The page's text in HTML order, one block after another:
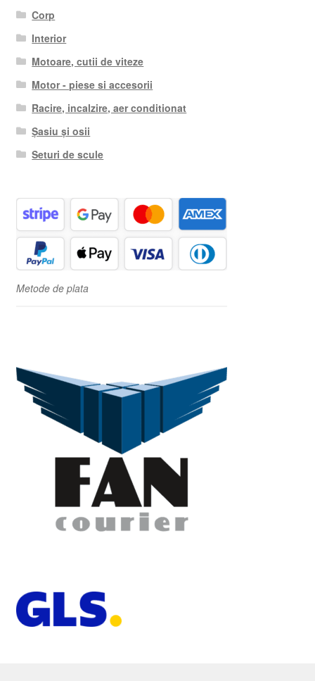
Corp
Interior
Motoare, cutii de viteze
Motor - piese si accesorii
Racire, incalzire, aer conditionat
Șasiu și osii
Seturi de scule
Metode de plata